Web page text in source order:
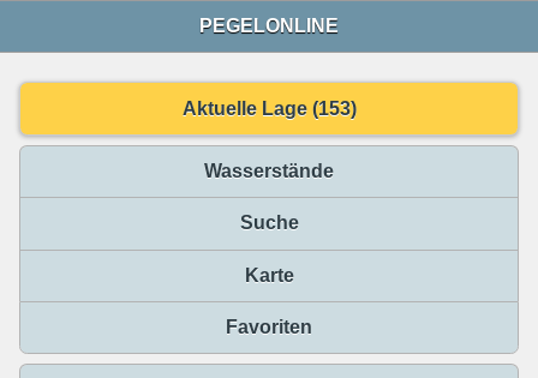
PEGELONLINE
Aktuelle Lage (153)
Wasserstände
Suche
Karte
Favoriten